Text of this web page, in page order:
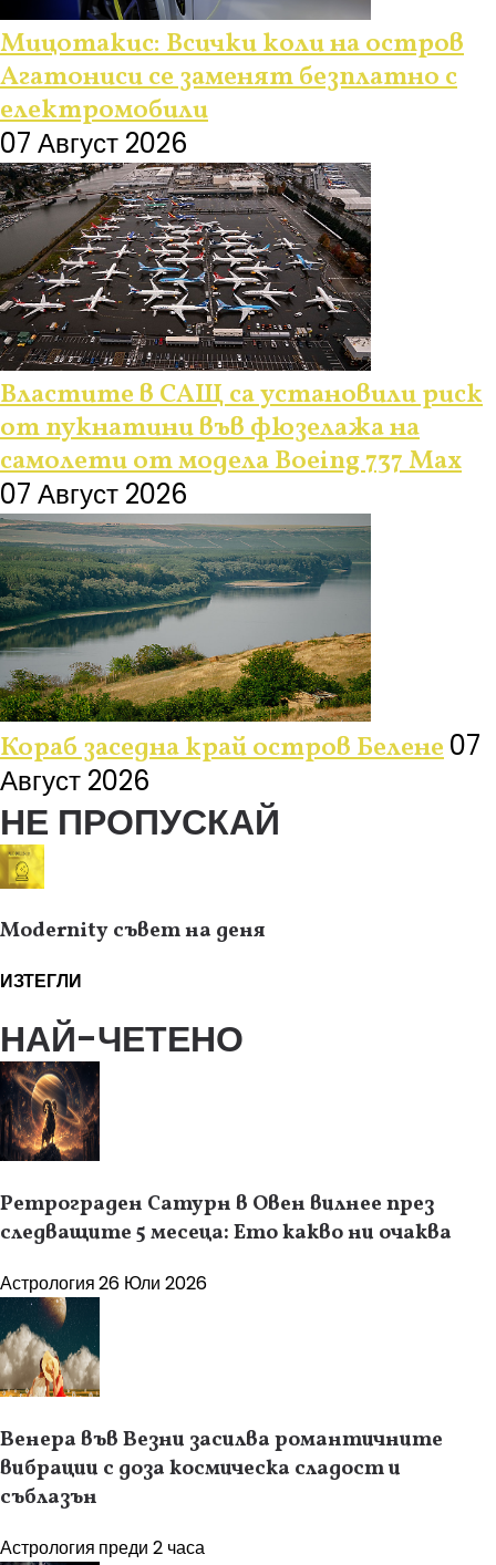
Мицотакис: Всички коли на остров
Агатониси се заменят безплатно с
електромобили
07 Август 2026
Властите в САЩ са установили риск
от пукнатини във фюзелажа на
самолети от модела Boeing 737 Max
07 Август 2026
Кораб заседна край остров Белене07
Август 2026
НЕ ПРОПУСКАЙ
Modernity съвет на деня
ИЗТЕГЛИ
НАЙ-ЧЕТЕНО
Ретрограден Сатурн в Овен вилнее през
следващите 5 месеца: Ето какво ни очаква
Астрология26 Юли 2026
Венера във Везни засилва романтичните
вибрации с доза космическа сладост и
съблазън
Астрология преди 2 часа